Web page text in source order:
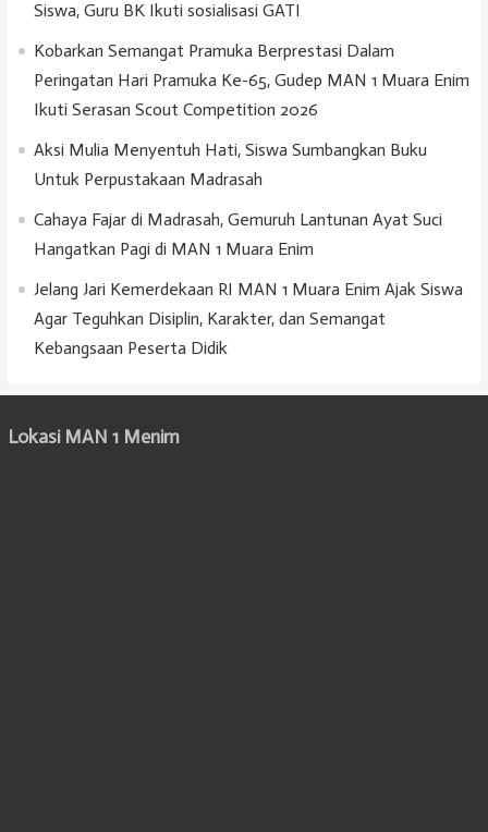
Siswa, Guru BK Ikuti sosialisasi GATI
Kobarkan Semangat Pramuka Berprestasi Dalam
Peringatan Hari Pramuka Ke-65, Gudep MAN 1 Muara Enim
Ikuti Serasan Scout Competition 2026
Aksi Mulia Menyentuh Hati, Siswa Sumbangkan Buku
Untuk Perpustakaan Madrasah
Cahaya Fajar di Madrasah, Gemuruh Lantunan Ayat Suci
Hangatkan Pagi di MAN 1 Muara Enim
Jelang Jari Kemerdekaan RI MAN 1 Muara Enim Ajak Siswa
Agar Teguhkan Disiplin, Karakter, dan Semangat
Kebangsaan Peserta Didik
Lokasi MAN 1 Menim